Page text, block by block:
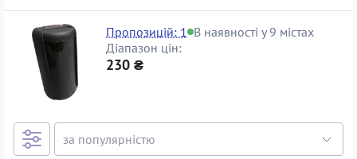
Пропозицій: 1 В наявності у 9 містах
Діапазон цін:
230 ₴